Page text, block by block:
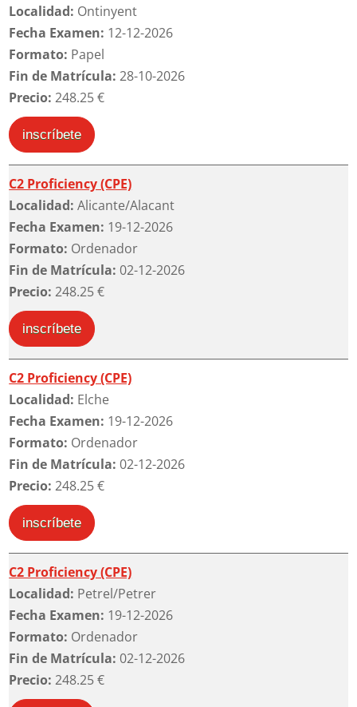
Localidad: Ontinyent
Fecha Examen: 12-12-2026
Formato: Papel
Fin de Matrícula:28-10-2026
Precio:248.25 €
inscríbete
C2 Proficiency (CPE)
Localidad: Alicante/Alacant
Fecha Examen: 19-12-2026
Formato: Ordenador
Fin de Matrícula: 02-12-2026
Precio:248.25 €
inscríbete
C2 Proficiency (CPE)
Localidad: Elche
Fecha Examen: 19-12-2026
Formato: Ordenador
Fin de Matrícula:02-12-2026
Precio:248.25 €
inscríbete
C2 Proficiency (CPE)
Localidad: Petrel/Petrer
Fecha Examen: 19-12-2026
Formato: Ordenador
Fin de Matrícula: 02-12-2026
Precio:248.25 €